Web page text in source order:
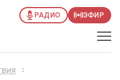
РАДИО ЭФИР